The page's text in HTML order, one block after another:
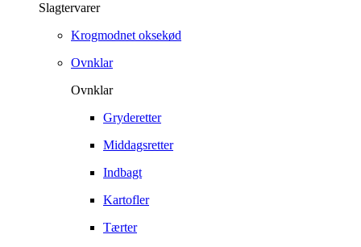
Slagtervarer
Krogmodnet oksekød
Ovnklar
Ovnklar
Gryderetter
Middagsretter
Indbagt
Kartofler
Tærter